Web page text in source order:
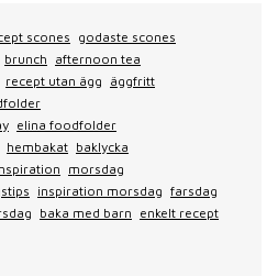
scones
godaste scones
brunch afternoon tea
recept utan ägg äggfritt
elina foodfolder
hembakat baklycka
morsdag
inspiration morsdag farsdag
baka med barn enkelt recept